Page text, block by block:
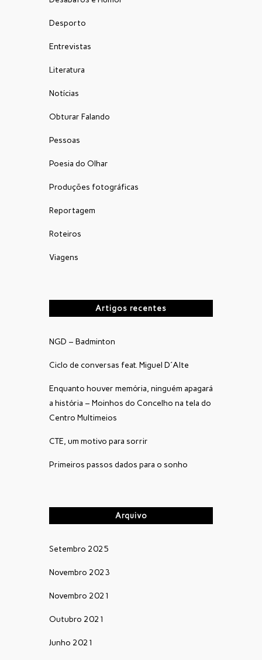
Desporto
Entrevistas
Literatura
Notícias
Obturar Falando
Pessoas
Poesia do Olhar
Produções fotográficas
Reportagem
Roteiros
Viagens
Artigos recentes
NGD – Badminton
Ciclo de conversas feat. Miguel D´Alte
Enquanto houver memória, ninguém apagará
a história – Moinhos do Concelho na tela do
Centro Multimeios
CTE, um motivo para sorrir
Primeiros passos dados para o sonho
Arquivo
Setembro 2025
Novembro 2023
Novembro 2021
Outubro 2021
Junho 2021